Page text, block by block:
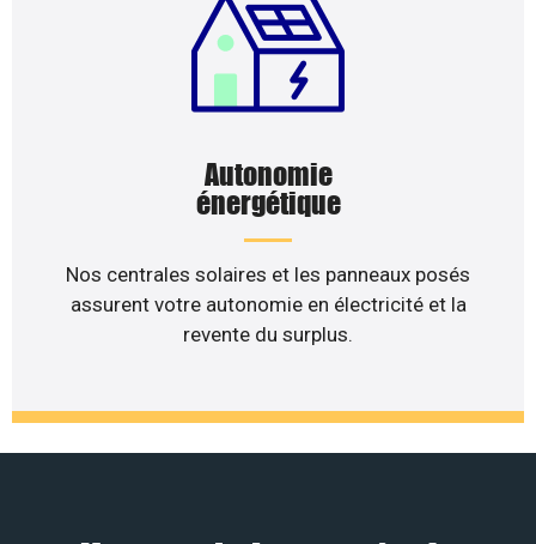
Autonomie
énergétique
Nos centrales solaires et les panneaux posés
assurent votre autonomie en électricité et la
revente du surplus.